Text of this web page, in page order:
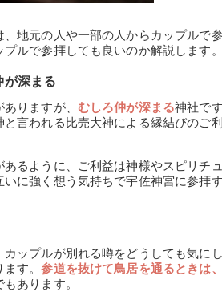
地元の人や一部の人からカップルで
ルで参拝しても良いのか解説します。
が深まる
りますが、 むしろ仲が深まる神社で
言われる比売大神による縁結びのご
あるように、ご利益は神様やスピリチ
に強く想う気持ちで宇佐神宮に参拝
ップルが別れる噂をどうしても気に
ます。参道を抜けて鳥居を通るときは
あります。